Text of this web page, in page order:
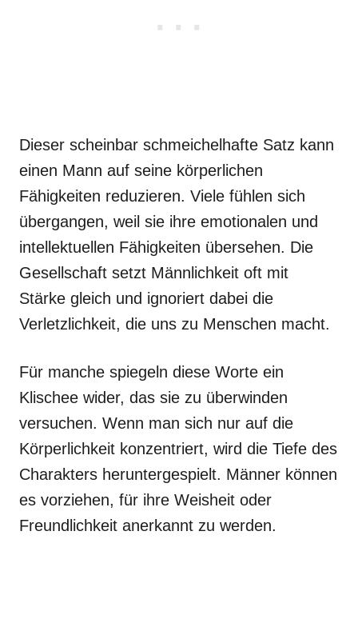
Dieser scheinbar schmeichelhafte Satz kann
einen Mann auf seine körperlichen
Fähigkeiten reduzieren. Viele fühlen sich
übergangen, weil sie ihre emotionalen und
intellektuellen Fähigkeiten übersehen. Die
Gesellschaft setzt Männlichkeit oft mit
Stärke gleich und ignoriert dabei die
Verletzlichkeit, die uns zu Menschen macht.
Für manche spiegeln diese Worte ein
Klischee wider, das sie zu überwinden
versuchen. Wenn man sich nur auf die
Körperlichkeit konzentriert, wird die Tiefe des
Charakters heruntergespielt. Männer können
es vorziehen, für ihre Weisheit oder
Freundlichkeit anerkannt zu werden.